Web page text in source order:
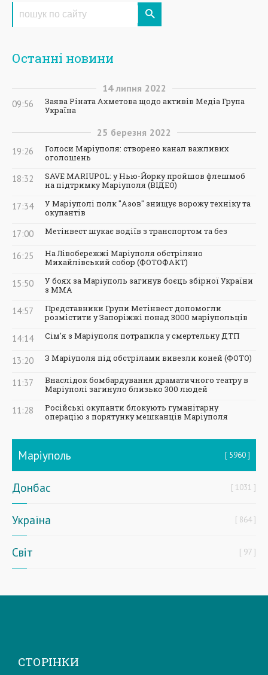
Останні новини
14 липня 2022
09:56
Заява Ріната Ахметова щодо активів Медіа Група
Україна
25 березня 2022
19:26
Голоси Маріуполя: створено канал важливих
оголошень
18:32
SAVE MARIUPOL: у Нью-Йорку пройшов флешмоб
на підтримку Маріуполя (ВІДЕО)
17:34
У Маріуполі полк "Азов" знищує ворожу техніку та
окупантів
17:00 Метінвест шукає водіїв з транспортом та без
16:25
На Лівобережжі Маріуполя обстріляно
Михайлівський собор (ФОТОФАКТ)
15:50
У боях за Маріуполь загинув боєць збірної України
з ММА
14:57
Представники Групи Метінвест допомогли
розмістити у Запоріжжі понад 3000 маріупольців
14:14 Сім'я з Маріуполя потрапила у смертельну ДТП
13:20 З Маріуполя під обстрілами вивезли коней (ФОТО)
11:37
Внаслідок бомбардування драматичного театру в
Маріуполі загинуло близько 300 людей
11:28
Російські окупанти блокують гуманітарну
операцію з порятунку мешканців Маріуполя
Маріуполь 5960
Донбас 1031
Україна 864
Світ 97
СТОРІНКИ